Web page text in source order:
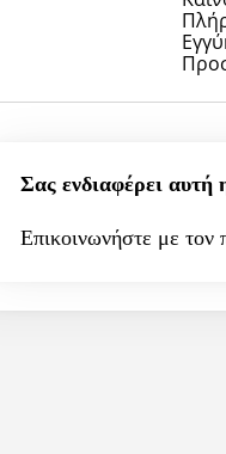
Σας ενδιαφέρει αυτή
Επικοινωνήστε με τον